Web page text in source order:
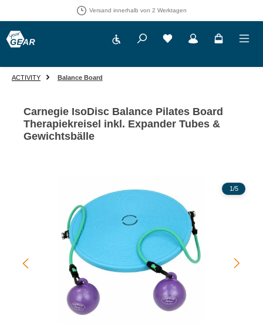
Versand innerhalb von 2 Werktagen
Werkzeugleiste anzeigenDu hast 0 Produkte auf
ACTIVITY Balance Board
Carnegie IsoDisc Balance Pilates Board
Therapiekreisel inkl. Expander Tubes &
Gewichtsbälle
1/5